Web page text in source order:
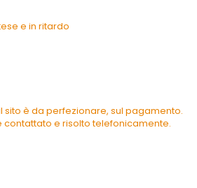
e in ritardo
sito è da perfezionare, sul pagamento.
e risolto telefonicamente.